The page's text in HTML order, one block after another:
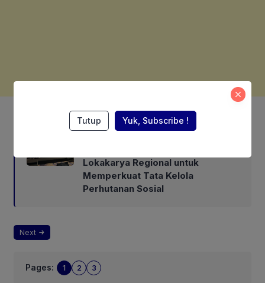
Lokakarya Regional untuk
Memperkuat Tata Kelola
Perhutanan Sosial
Next
Pages: 1 2 3
Tutup Yuk, Subscribe !